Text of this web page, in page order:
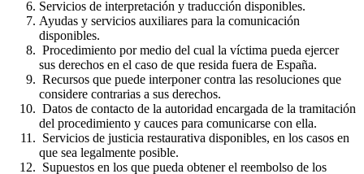
Servicios de interpretación y traducción disponibles.
Ayudas y servicios auxiliares para la comunicación
disponibles.
Procedimiento por medio del cual la víctima pueda ejercer
sus derechos en el caso de que resida fuera de España.
Recursos que puede interponer contra las resoluciones que
considere contrarias a sus derechos.
Datos de contacto de la autoridad encargada de la tramitación
del procedimiento y cauces para comunicarse con ella.
Servicios de justicia restaurativa disponibles, en los casos en
que sea legalmente posible.
Supuestos en los que pueda obtener el reembolso de los